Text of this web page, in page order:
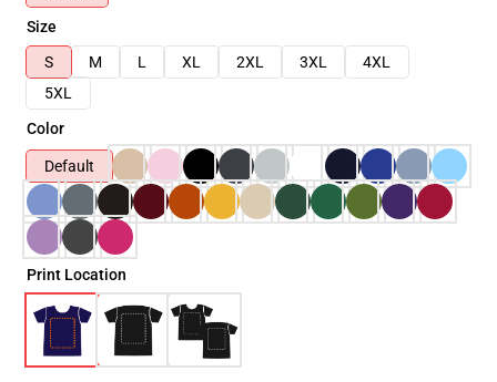
Size
S
M L XL 2XL 3XL
4XL
5XL
Color
Default
Print Location